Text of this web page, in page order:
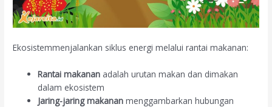
Ekosistemmenjalankan siklus energi melalui rantai makanan:
Rantai makanan adalah urutan makan dan dimakan
dalam ekosistem
Jaring-jaring makanan menggambarkan hubungan